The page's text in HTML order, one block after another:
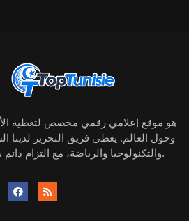
وحول العالم. يغطي فريق التحرير لدينا
والتكنولوجيا والرياضة، مع التزام دائم بالدقة وموثوقية المعلومات.